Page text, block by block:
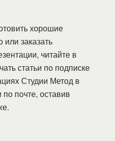
хорошие
заказать
читайте в
статьи по подписке
Студии Метод в
по почте, оставив